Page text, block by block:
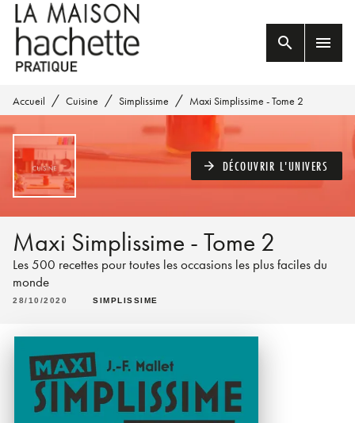
MENU RECHERCHE
PIED DE PAGE
search menu
Accueil / Cuisine / Simplissime / Maxi Simplissime - Tome 2
arrow_forward DÉCOUVRIR L'UNIVERS
Maxi Simplissime - Tome 2
Les 500 recettes pour toutes les occasions les plus faciles du
monde
28/10/2020 SIMPLISSIME